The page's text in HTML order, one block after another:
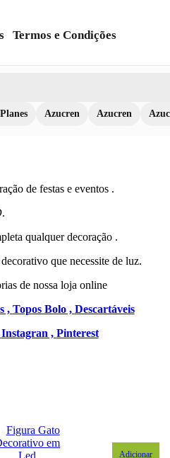
Termos e Condições
Azucren Azucren
de festas e eventos .
.
qualquer decoração .
que necessite de luz.
de nossa loja online
, Topos Bolo , Descartáveis
Instagran , Pinterest
Adicionar